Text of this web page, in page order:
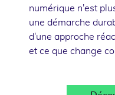
numérique n'est
une démarche
d'une approche
et ce que change